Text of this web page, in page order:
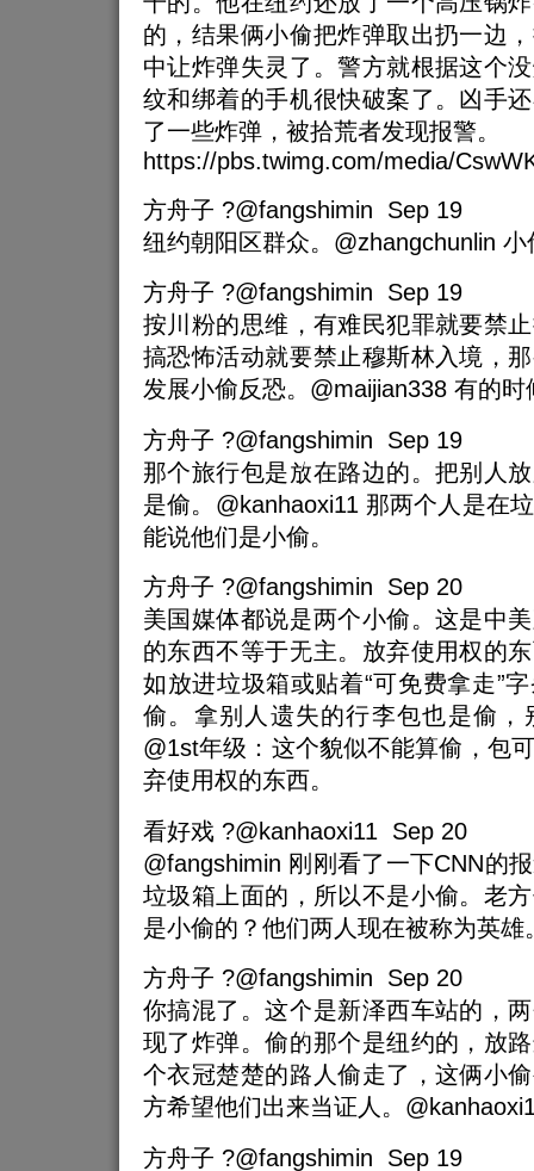
的，结果俩小偷把炸弹取出扔一边
中让炸弹失灵了。警方就根据这个
纹和绑着的手机很快破案了。凶手
了一些炸弹，被拾荒者发现报警。
https://pbs.twimg.com/media/
方舟子 ?@fangshimin Sep 19
纽约朝阳区群众。@zhangchunlin 小
方舟子 ?@fangshimin Sep 19
按川粉的思维，有难民犯罪就要禁
搞恐怖活动就要禁止穆斯林入境，
发展小偷反恐。@maijian338 有的
方舟子 ?@fangshimin Sep 19
那个旅行包是放在路边的。把别人
是偷。@kanhaoxi11 那两个人是在
能说他们是小偷。
方舟子 ?@fangshimin Sep 20
美国媒体都说是两个小偷。这是中
的东西不等于无主。放弃使用权的
如放进垃圾箱或贴着“可免费拿走”
偷。拿别人遗失的行李包也是偷，
@1st年级：这个貌似不能算偷，包
弃使用权的东西。
看好戏 ?@kanhaoxi11 Sep 20
@fangshimin 刚刚看了一下CNN的
垃圾箱上面的，所以不是小偷。老
是小偷的？他们两人现在被称为英雄
方舟子 ?@fangshimin Sep 20
你搞混了。这个是新泽西车站的，
现了炸弹。偷的那个是纽约的，放
个衣冠楚楚的路人偷走了，这俩小
方希望他们出来当证人。
方舟子 ?@fangshimin Sep 19